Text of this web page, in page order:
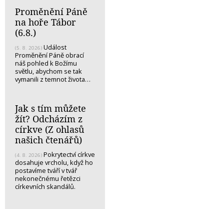
Proměnění Páně
na hoře Tábor
(6.8.)
(5. 8. 2026) Událost
Proměnění Páně obrací
náš pohled k Božímu
světlu, abychom se tak
vymanili z temnot života…
Jak s tím můžete
žít? Odcházím z
církve (Z ohlasů
našich čtenářů)
(4. 8. 2026) Pokrytectví církve
dosahuje vrcholu, když ho
postavíme tváří v tvář
nekonečnému řetězci
církevních skandálů.